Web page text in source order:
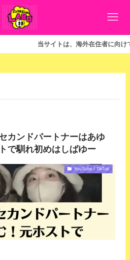
当サイトは、海外在住者に向けて
カンドパートナーはあゆ
で馴れ初めはしばゆー
YouTube / TikTok